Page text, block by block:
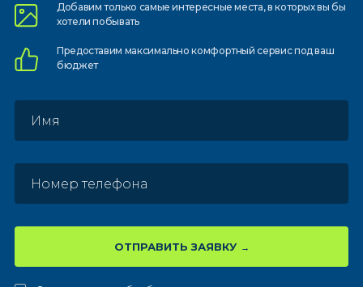
Добавим только самыеинтересные места, в которыхвы бы
хотели побывать
Предоставим максимально комфортныйсервис под ваш
бюджет
ОТПРАВИТЬ ЗАЯВКУ